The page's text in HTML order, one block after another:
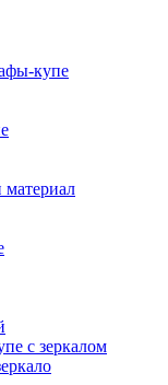
купе
материал
с зеркалом